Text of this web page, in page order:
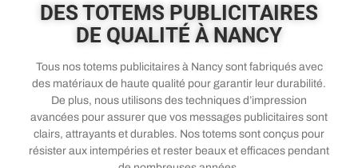
DES TOTEMS PUBLICITAIRES
DE QUALITÉ À NANCY
Tous nos totems publicitaires à Nancy sont fabriqués avec
des matériaux de haute qualité pour garantir leur durabilité.
De plus, nous utilisons des techniques d’impression
avancées pour assurer que vos messages publicitaires sont
clairs, attrayants et durables. Nos totems sont conçus pour
résister aux intempéries et rester beaux et efficaces pendant